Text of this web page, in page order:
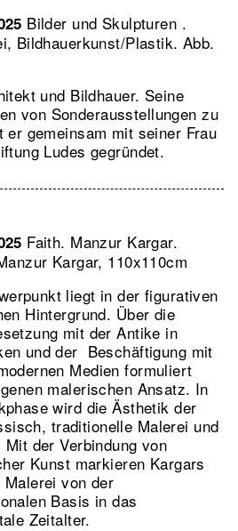
Bilder und Skulpturen .
Bildhauerkunst/Plastik. Abb.
und Bildhauer. Seine
von Sonderausstellungen zu
er gemeinsam mit seiner Frau
Ludes gegründet.
Faith. Manzur Kargar.
Kargar, 110x110cm
liegt in der figurativen
Hintergrund. Über die
mit der Antike in
und der Beschäftigung mit
Medien formuliert
malerischen Ansatz. In
wird die Ästhetik der
traditionelle Malerei und
der Verbindung von
Kunst markieren Kargars
von der
Basis in das
Zeitalter.